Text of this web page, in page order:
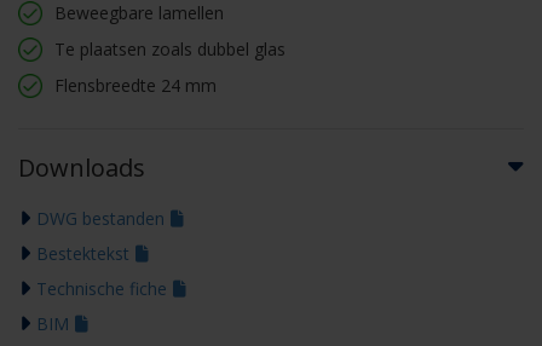
Beweegbare lamellen
Te plaatsen zoals dubbel glas
Flensbreedte 24 mm
Downloads
DWG bestanden
Bestektekst
Technische fiche
BIM